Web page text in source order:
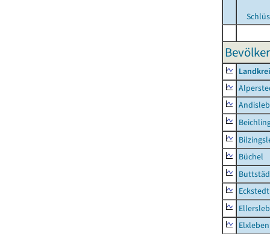
Büchel
Eckstedt
Elxleben